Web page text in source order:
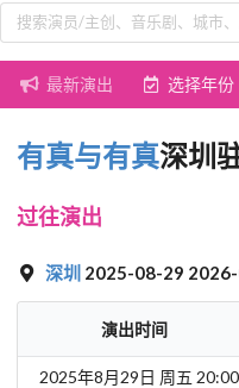
最新演出 选择年份
有真与有真深圳
过往演出
深圳 2025-08-29
演出时间
2025年8月29日 周五 20:00